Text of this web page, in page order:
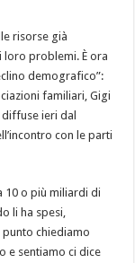
risorse già
loro problemi. È ora
demografico”:
familiari, Gigi
diffuse ieri dal
con le parti
10 o più miliardi di
li ha spesi,
punto chiediamo
e sentiamo ci dice